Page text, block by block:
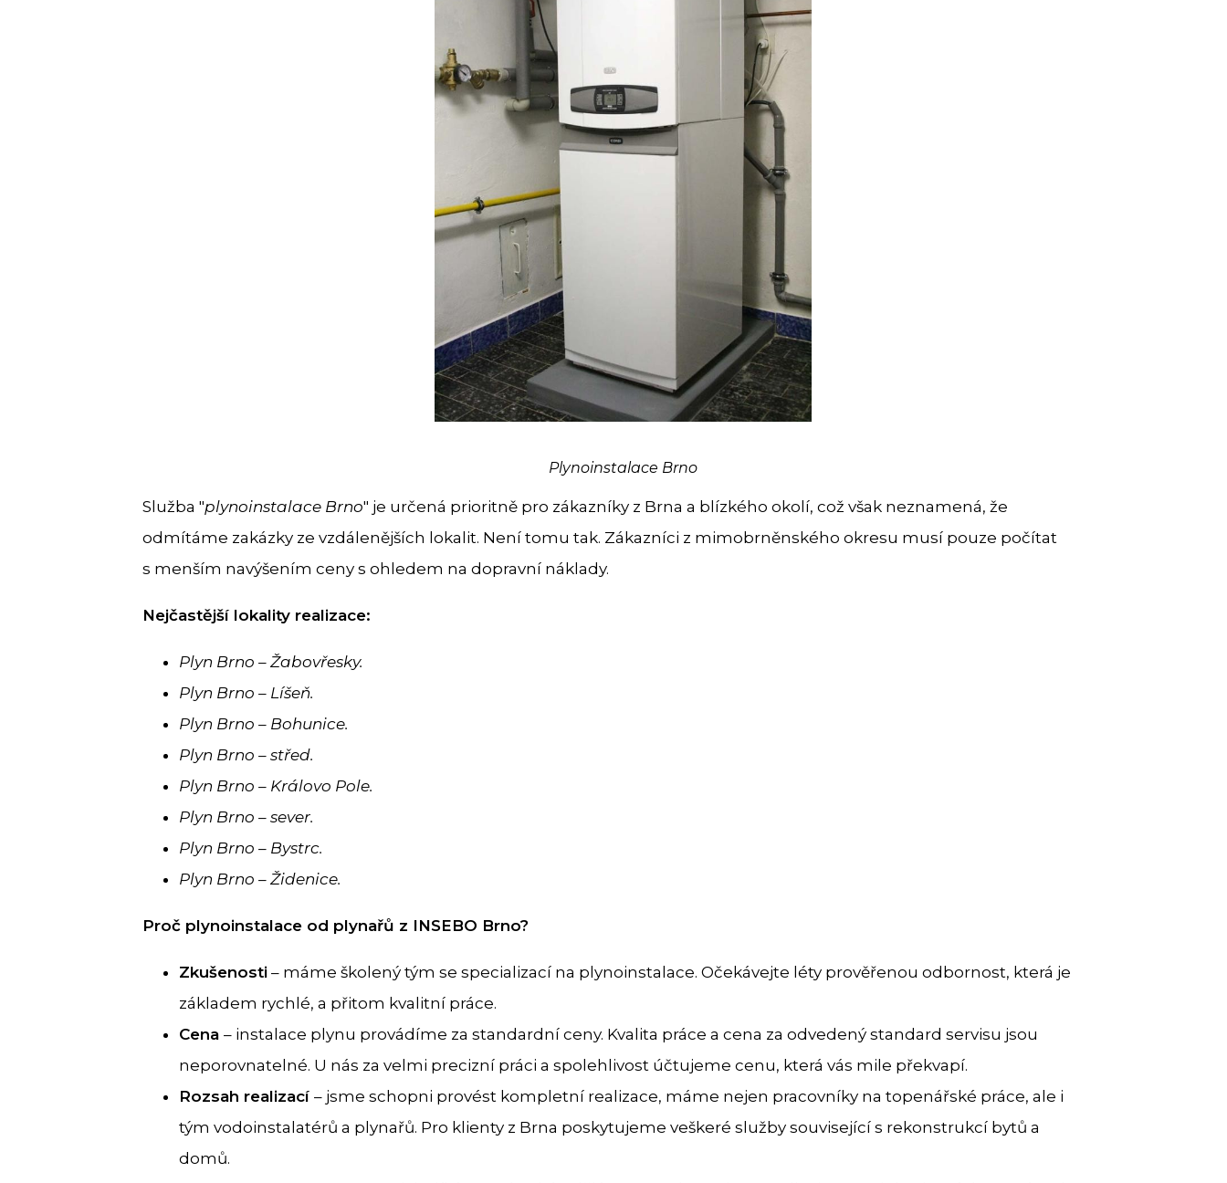
Plynoinstalace Brno
Služba "plynoinstalace Brno" je určená prioritně pro zákazníky z Brna a blízkého okolí, což však neznamená, že
odmítáme zakázky ze vzdálenějších lokalit. Není tomu tak. Zákazníci z mimobrněnského okresu musí pouze počítat
s menším navýšením ceny s ohledem na dopravní náklady.
Nejčastější lokality realizace:
Plyn Brno – Žabovřesky.
Plyn Brno – Líšeň.
Plyn Brno – Bohunice.
Plyn Brno – střed.
Plyn Brno – Královo Pole.
Plyn Brno – sever.
Plyn Brno – Bystrc.
Plyn Brno – Židenice.
Proč plynoinstalace od plynařů z INSEBO Brno?
Zkušenosti– máme školený tým se specializací na plynoinstalace. Očekávejte léty prověřenou odbornost, která je
základem rychlé, a přitom kvalitní práce.
Cena – instalace plynu provádíme za standardní ceny. Kvalita práce a cena za odvedený standard servisu jsou
neporovnatelné. U nás za velmi precizní práci a spolehlivost účtujeme cenu, která vás mile překvapí.
Rozsah realizací – jsme schopni provést kompletní realizace, máme nejen pracovníky na topenářské práce, ale i
tým vodoinstalatérů a plynařů. Pro klienty z Brna poskytujeme veškeré služby související s rekonstrukcí bytů a
domů.